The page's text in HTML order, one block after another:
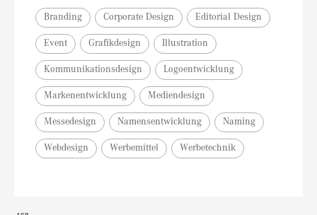
Branding Corporate Design Editorial Design
Event Grafikdesign Illustration
Kommunikationsdesign Logoentwicklung
Markenentwicklung Mediendesign
Messedesign Namensentwicklung Naming
Webdesign Werbemittel Werbetechnik